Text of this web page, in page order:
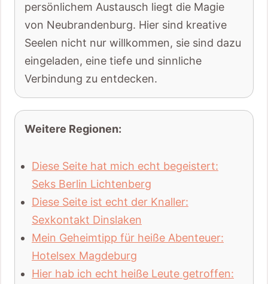
persönlichem Austausch liegt die Magie
von Neubrandenburg. Hier sind kreative
Seelen nicht nur willkommen, sie sind dazu
eingeladen, eine tiefe und sinnliche
Verbindung zu entdecken.
Weitere Regionen:
Diese Seite hat mich echt begeistert:
Seks Berlin Lichtenberg
Diese Seite ist echt der Knaller:
Sexkontakt Dinslaken
Mein Geheimtipp für heiße Abenteuer:
Hotelsex Magdeburg
Hier hab ich echt heiße Leute getroffen: